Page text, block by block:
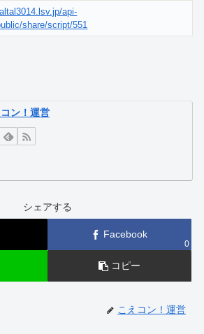
api-
share/script/551
ン！運営
シェアする
Facebook
0
コピー
こえコン！運営